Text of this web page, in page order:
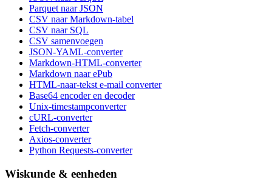
Parquet naar JSON
CSV naar Markdown-tabel
CSV naar SQL
CSV samenvoegen
JSON-YAML-converter
Markdown-HTML-converter
Markdown naar ePub
HTML-naar-tekst e-mail converter
Base64 encoder en decoder
Unix-timestampconverter
cURL-converter
Fetch-converter
Axios-converter
Python Requests-converter
Wiskunde & eenheden